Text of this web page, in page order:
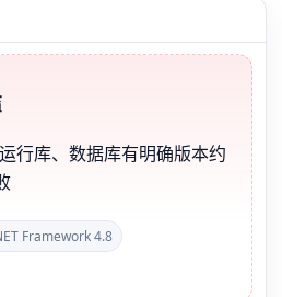
行库、数据库有明确版本约
Framework 4.8